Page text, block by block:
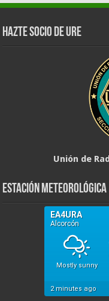
Hazte Socio de URE
Unión de
Estación Meteorológica